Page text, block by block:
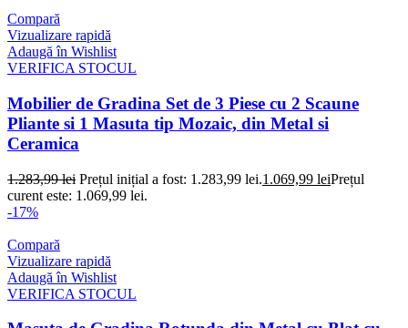
Compară
Vizualizare rapidă
Adaugă în Wishlist
VERIFICA STOCUL
Mobilier de Gradina Set de 3 Piese cu 2 Scaune
Pliante si 1 Masuta tip Mozaic, din Metal si
Ceramica
1.283,99lei Prețul inițial a fost: 1.283,99 lei.1.069,99 leiPrețul
curent este: 1.069,99 lei.
-17%
Compară
Vizualizare rapidă
Adaugă în Wishlist
VERIFICA STOCUL